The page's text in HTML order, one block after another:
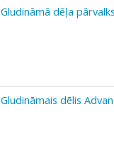
Gludināmā dēļa
Gludināmais dēlis